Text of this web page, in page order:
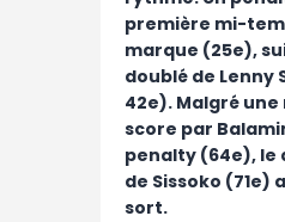
première mi-
marque (25e),
doublé de Lenny
42e). Malgré
score par
penalty (64e), le
de Sissoko (71e)
sort.